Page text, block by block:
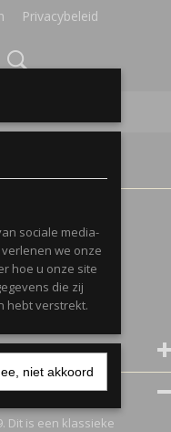
Privacybeleid
Dit is een klassieke
sociale media-
we onze
hoe u onze site
die zij
hebt verstrekt.
niet akkoord